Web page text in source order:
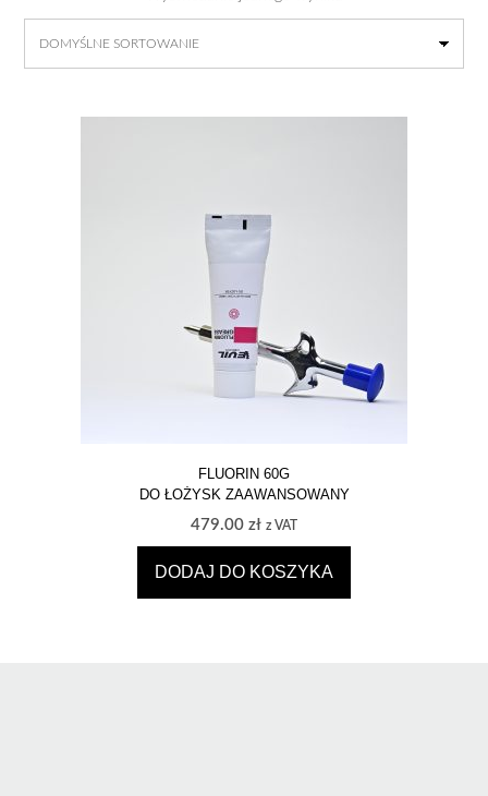
FLUORIN 60G
DO ŁOŻYSK ZAAWANSOWANY
479.00 zł z VAT
DODAJ DO KOSZYKA